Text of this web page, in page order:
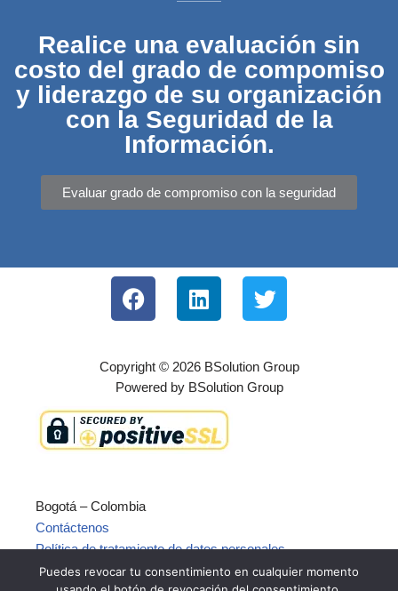
Realice una evaluación sin
costo del grado de compomiso
y liderazgo de su organización
con la Seguridad de la
Información.
Evaluar grado de compromiso con la seguridad
Copyright © 2026 BSolution Group
Powered by BSolution Group
Bogotá – Colombia
Contáctenos
Política de tratamiento de datos personales
Imágenes pixabay
Puedes revocar tu consentimiento en cualquier momento